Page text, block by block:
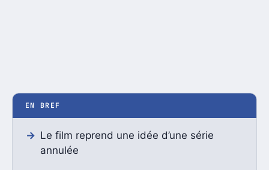
EN BREF
Le film reprend une idée d’une série
annulée